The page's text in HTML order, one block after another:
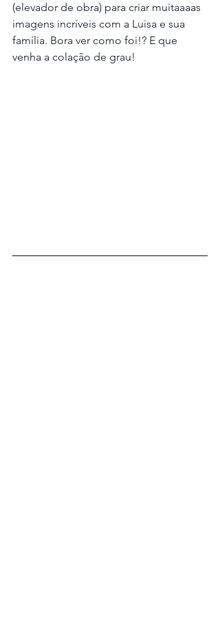
(elevador de obra) para criar muitaaaas
imagens incríveis com a Luisa e sua
família. Bora ver como foi!? E que
venha a colação de grau!